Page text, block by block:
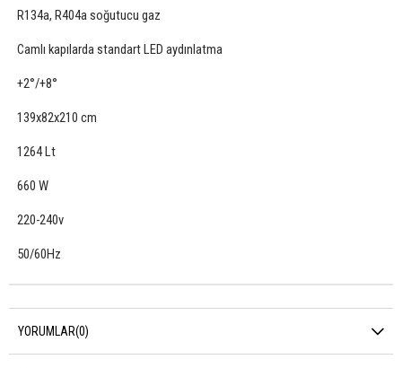
R134a, R404a soğutucu gaz
Camlı kapılarda standart LED aydınlatma
+2°/+8°
139x82x210 cm
1264 Lt
660 W
220-240v
50/60Hz
YORUMLAR(0)